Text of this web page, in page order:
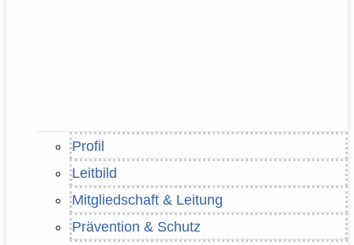
Profil
Leitbild
Mitgliedschaft & Leitung
Prävention & Schutz